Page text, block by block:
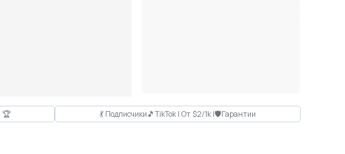
🏆 💃 Подписчики🎵TikTok | От $2/1k |🛡Гарантии